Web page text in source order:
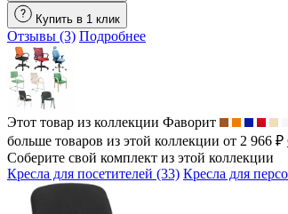
Купить в 1 клик
Отзывы (3) Подробнее
Этот товар из коллекции Фаворит
больше товаров из этой коллекции от 2 966 ₽
Соберите свой комплект из этой коллекции
Кресла для посетителей (33) Кресла для